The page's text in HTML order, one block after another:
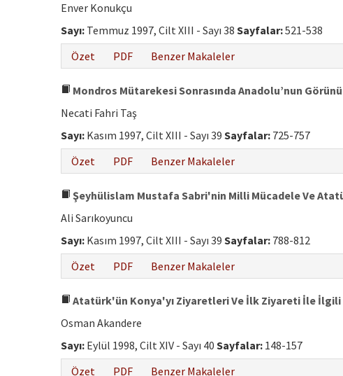
Enver Konukçu
Sayı: Temmuz 1997, Cilt XIII - Sayı 38 Sayfalar:521-538
Özet
PDF Benzer Makaleler
Mondros Mütarekesi Sonrasında Anadolu’nun
Necati Fahri Taş
Sayı: Kasım 1997, Cilt XIII - Sayı 39 Sayfalar: 725-757
Özet
PDF Benzer Makaleler
Şeyhülislam Mustafa Sabri'nin Milli Mücadele Ve
Ali Sarıkoyuncu
Sayı: Kasım 1997, Cilt XIII - Sayı 39 Sayfalar: 788-812
Özet
PDF Benzer Makaleler
Atatürk'ün Konya'yı Ziyaretleri Ve İlk Ziyareti İle
Osman Akandere
Sayı: Eylül 1998, Cilt XIV - Sayı 40 Sayfalar: 148-157
Özet
PDF Benzer Makaleler